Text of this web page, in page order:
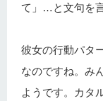
て」…と文句を
彼女の行動パタ
なのですね。み
ようです。カタ